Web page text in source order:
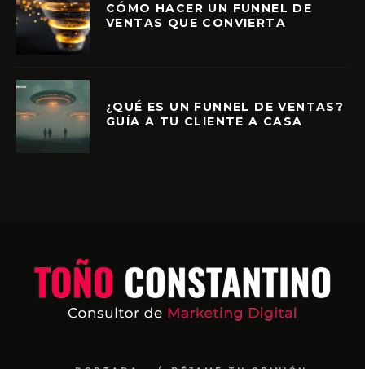
CÓMO HACER UN FUNNEL DE
VENTAS QUE CONVIERTA
¿QUÉ ES UN FUNNEL DE VENTAS?
GUÍA A TU CLIENTE A CASA